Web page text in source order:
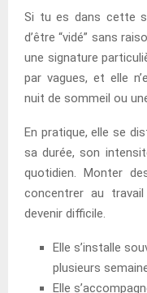
Si tu es dans cette
d’être “vidé” sans
une signature
par vagues, et elle
nuit de sommeil ou
En pratique, elle se
sa durée, son
quotidien. Monter
concentrer au
devenir difficile.
Elle s’installe
plusieurs
Elle